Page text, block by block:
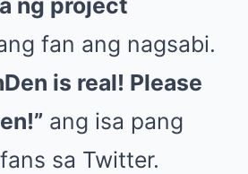
fan ang nagsabi.
is real! Please
ang isa pang
sa Twitter.